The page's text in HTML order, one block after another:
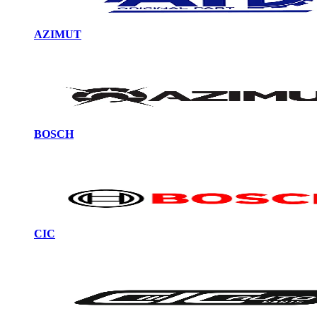
AZIMUT
BOSCH
CIC